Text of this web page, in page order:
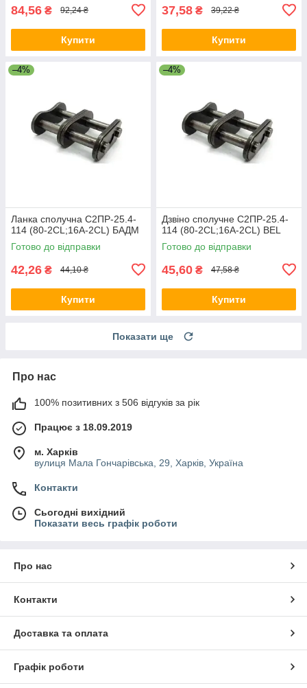
84,56 ₴ 92,24 ₴
Купити
37,58 ₴ 39,22 ₴
Купити
–4%
Ланка сполучна С2ПР-25.4-
114 (80-2CL;16A-2CL) БАДМ
Готово до відправки
42,26 ₴ 44,10 ₴
Купити
–4%
Дзвіно сполучне С2ПР-25.4-
114 (80-2CL;16A-2CL) BEL
Готово до відправки
45,60 ₴ 47,58 ₴
Купити
Показати ще
Про нас
100% позитивних з 506 відгуків за рік
Працює з 18.09.2019
м. Харків
вулиця Мала Гончарівська, 29, Харків, Україна
Контакти
Сьогодні вихідний
Показати весь графік роботи
Про нас
Контакти
Доставка та оплата
Графік роботи